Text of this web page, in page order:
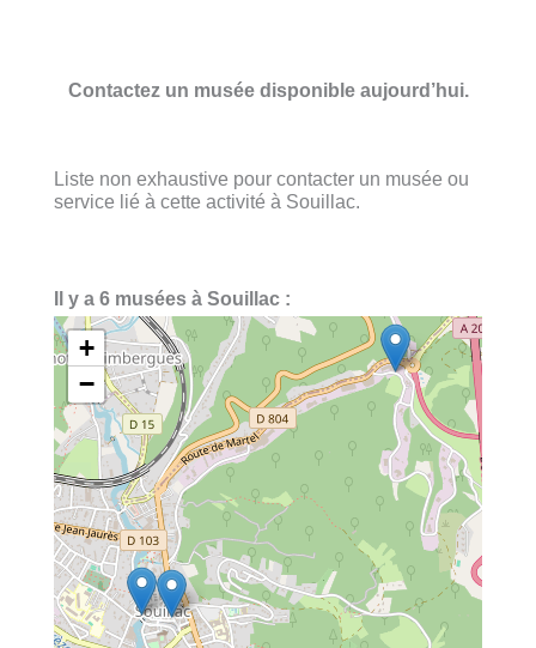
Contactez un musée disponible aujourd’hui.
Liste non exhaustive pour contacter un musée ou
service lié à cette activité à Souillac.
Il y a 6 musées à Souillac :
+
−